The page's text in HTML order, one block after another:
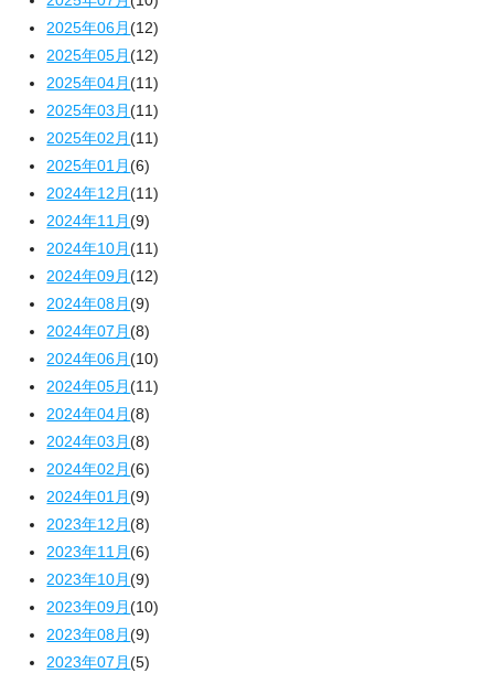
2025年06月(12)
2025年05月(12)
2025年04月(11)
2025年03月(11)
2025年02月(11)
2025年01月(6)
2024年12月(11)
2024年11月(9)
2024年10月(11)
2024年09月(12)
2024年08月(9)
2024年07月(8)
2024年06月(10)
2024年05月(11)
2024年04月(8)
2024年03月(8)
2024年02月(6)
2024年01月(9)
2023年12月(8)
2023年11月(6)
2023年10月(9)
2023年09月(10)
2023年08月(9)
2023年07月(5)